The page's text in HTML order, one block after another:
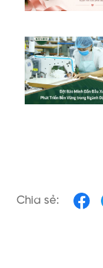
Chia sẻ: